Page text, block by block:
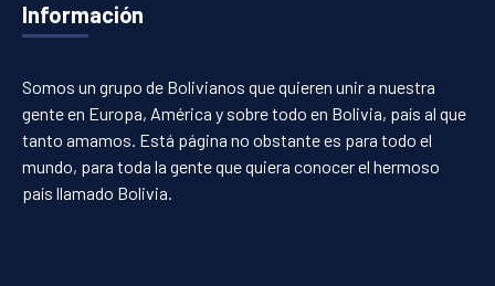
Información
Somos un grupo de Bolivianos que quieren unir a nuestra
gente en Europa, América y sobre todo en Bolivia, país al que
tanto amamos. Está página no obstante es para todo el
mundo, para toda la gente que quiera conocer el hermoso
país llamado Bolivia.